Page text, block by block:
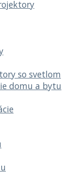
so svetlom
domu a bytu